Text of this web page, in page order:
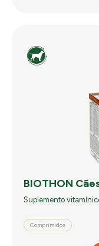
BIOTHON
Suplemento
Comprimidos